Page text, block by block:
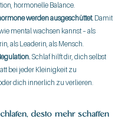
hormonelle Balance.
werden ausgeschüttet. Damit
mental wachsen kannst – als
als Leaderin, als Mensch.
Schlaf hilft dir, dich selbst
bei jeder Kleinigkeit zu
dich innerlich zu verlieren.
desto mehr schaffen